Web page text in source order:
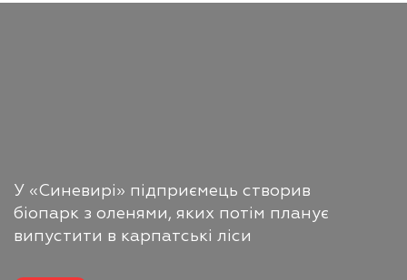
У «Синевирі» підприємець створив
біопарк з оленями, яких потім планує
випустити в карпатські ліси